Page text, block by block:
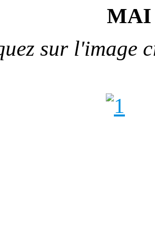
MAI
sur l'image